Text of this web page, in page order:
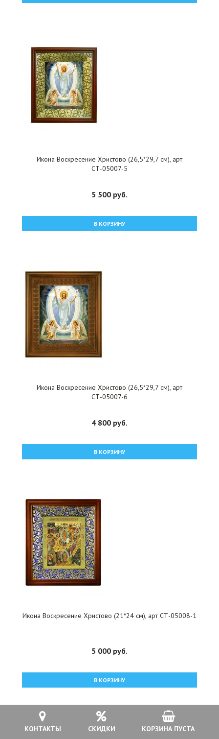
КОНТАКТЫ СКИДКИ КОРЗИНА ПУСТА
Икона Воскресение Христово (26,5*29,7 см), арт
СТ-05007-5
5 500 руб.
В КОРЗИНУ
Икона Воскресение Христово (26,5*29,7 см), арт
СТ-05007-6
4 800 руб.
В КОРЗИНУ
Икона Воскресение Христово (21*24 см), арт СТ-05008-1
5 000 руб.
В КОРЗИНУ